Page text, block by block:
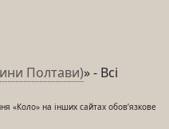
Полтави)» - Всі
«Коло» на інших сайтах обов’язкове